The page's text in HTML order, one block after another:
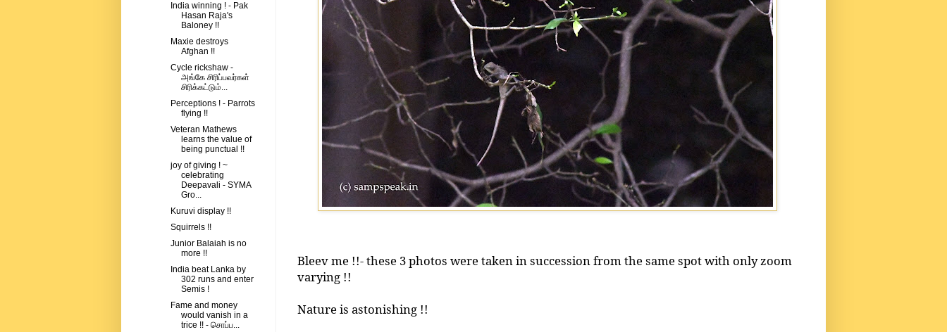
Bleev me !!- these 3 photos were taken in succession from the same spot with only zoom
varying !!
Nature is astonishing !!
India winning ! - Pak
Hasan Raja's
Baloney !!
Maxie destroys
Afghan !!
Cycle rickshaw -
அங்கே சிரிப்பவர்கள்
சிரிக்கட்டும்...
Perceptions ! - Parrots
flying !!
Veteran Mathews
learns the value of
being punctual !!
joy of giving ! ~
celebrating
Deepavali - SYMA
Gro...
Kuruvi display !!
Squirrels !!
Junior Balaiah is no
more !!
India beat Lanka by
302 runs and enter
Semis !
Fame and money
would vanish in a
trice !! - சொப்ப...